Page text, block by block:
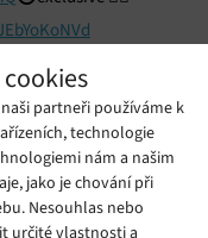
partneři používáme k
technologie
nám a našim
jako je chování při
Nesouhlas nebo
určité vlastnosti a
2020